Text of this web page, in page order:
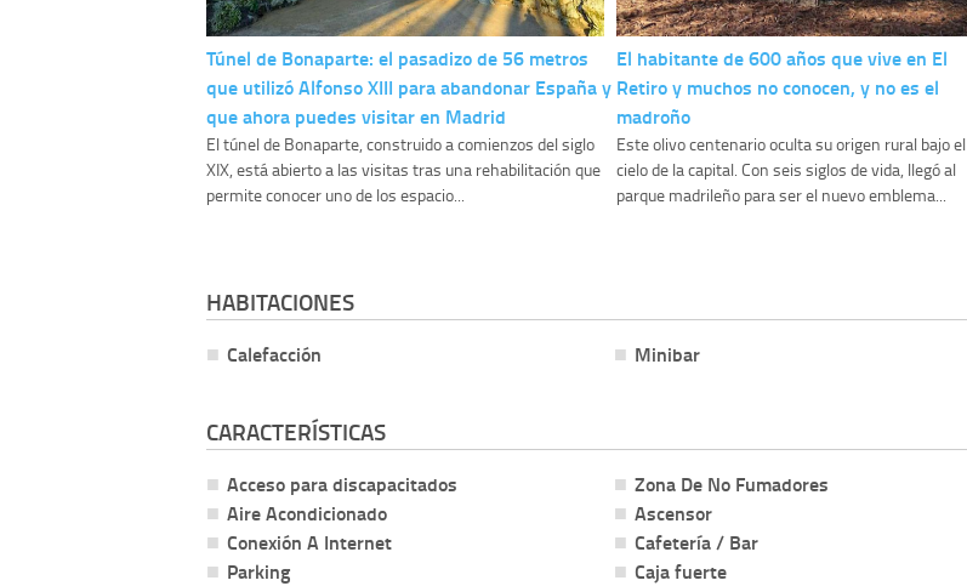
Túnel de Bonaparte: el pasadizo de 56 metros
que utilizó Alfonso XIII para abandonar España y
que ahora puedes visitar en Madrid
El túnel de Bonaparte, construido a comienzos del siglo
XIX, está abierto a las visitas tras una rehabilitación que
permite conocer uno de los espacio...
El habitante de 600 años que vive en El
Retiro y muchos no conocen, y no es el
madroño
Este olivo centenario oculta su origen rural bajo el
cielo de la capital. Con seis siglos de vida, llegó al
parque madrileño para ser el nuevo emblema...
HABITACIONES
Calefacción Minibar
CARACTERÍSTICAS
Acceso para discapacitados
Aire Acondicionado
Conexión A Internet
Parking
Zona De No Fumadores
Ascensor
Cafetería / Bar
Caja fuerte